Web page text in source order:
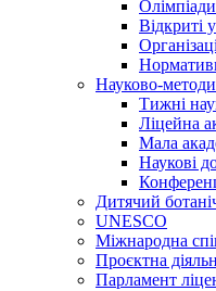
Відкриті
Науково-
Тижні
Ліцейна
Мала
Наукові
Дитячий
UNESCO
Міжнародна
Проєктна
Парламент